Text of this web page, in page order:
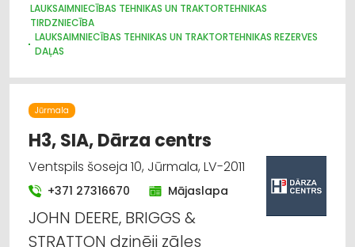
LAUKSAIMNIECĪBAS TEHNIKAS UN TRAKTORTEHNIKAS
TIRDZNIECĪBA
LAUKSAIMNIECĪBAS TEHNIKAS UN TRAKTORTEHNIKAS REZERVES
DAĻAS
LABOŠANA, REMONTS
LAUKSAIMNIECĪBAS PAKALPOJUMI
IEKRAUŠANAS UN IZKRAUŠANAS TEHNIKA
Jūrmala
H3, SIA, Dārza centrs
Ventspils šoseja 10, Jūrmala, LV-2011
+371 27316670 Mājaslapa
JOHN DEERE, BRIGGS &
STRATTON dzinēji zāles